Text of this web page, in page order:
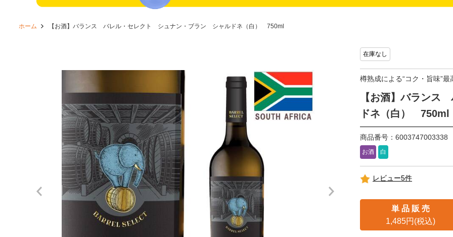
ホーム 【お酒】バランス バレル・セレクト シュナン・ブラン シャルドネ（白） 750ml
在庫なし
樽熟成による“コク・旨味”最
【お酒】バラン
ドネ（白） 750ml
商品番号：6003747003338
お酒 白
レビュー5件
単 品 販 売
1,485円(税込)